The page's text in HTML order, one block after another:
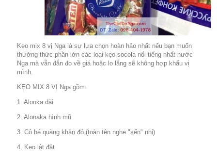
Kẹo mix 8 vị Nga là sự lựa chọn hoàn hảo nhất nếu bạn muốn
thưởng thức phần lớn các loại kẹo socola nổi tiếng nhất nước
Nga mà vẫn đắn đo về giá hoặc lo lắng sẽ không hợp khẩu vị
mình.
KẸO MIX 8 VỊ Nga gồm:
1. Alonka dài
2. Alonaka hình mũ
3. Cô bé quàng khăn đỏ (toàn tên nghe "sến" nhỉ)
4. Kẹo lật đật